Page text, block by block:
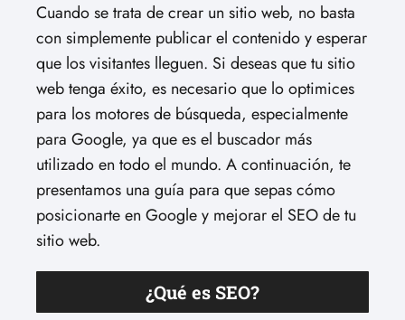
Cuando se trata de crear un sitio web, no basta
con simplemente publicar el contenido y esperar
que los visitantes lleguen. Si deseas que tu sitio
web tenga éxito, es necesario que lo optimices
para los motores de búsqueda, especialmente
para Google, ya que es el buscador más
utilizado en todo el mundo. A continuación, te
presentamos una guía para que sepas cómo
posicionarte en Google y mejorar el SEO de tu
sitio web.
¿Qué es SEO?